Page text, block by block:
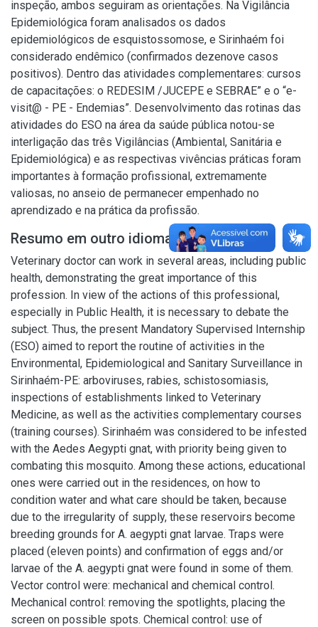
inspeção, ambos seguiram as orientações. Na Vigilância
Epidemiológica foram analisados os dados
epidemiológicos de esquistossomose, e Sirinhaém foi
considerado endêmico (confirmados dezenove casos
positivos). Dentro das atividades complementares: cursos
de capacitações: o REDESIM /JUCEPE e SEBRAE” e o “e-
visit@ - PE - Endemias”. Desenvolvimento das rotinas das
atividades do ESO na área da saúde pública notou-se
interligação das três Vigilâncias (Ambiental, Sanitária e
Epidemiológica) e as respectivas vivências práticas foram
importantes à formação profissional, extremamente
valiosas, no anseio de permanecer empenhado no
aprendizado e na prática da profissão.
Resumo em outro idioma
Veterinary doctor can work in several areas, including public
health, demonstrating the great importance of this
profession. In view of the actions of this professional,
especially in Public Health, it is necessary to debate the
subject. Thus, the present Mandatory Supervised Internship
(ESO) aimed to report the routine of activities in the
Environmental, Epidemiological and Sanitary Surveillance in
Sirinhaém-PE: arboviruses, rabies, schistosomiasis,
inspections of establishments linked to Veterinary
Medicine, as well as the activities complementary courses
(training courses). Sirinhaém was considered to be infested
with the Aedes Aegypti gnat, with priority being given to
combating this mosquito. Among these actions, educational
ones were carried out in the residences, on how to
condition water and what care should be taken, because
due to the irregularity of supply, these reservoirs become
breeding grounds for A. aegypti gnat larvae. Traps were
placed (eleven points) and confirmation of eggs and/or
larvae of the A. aegypti gnat were found in some of them.
Vector control were: mechanical and chemical control.
Mechanical control: removing the spotlights, placing the
screen on possible spots. Chemical control: use of